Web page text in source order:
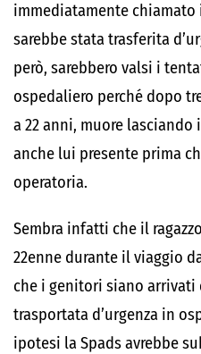
immediatamente chiamato
sarebbe stata trasferita
però, sarebbero valsi i
ospedaliero perché dopo
a 22 anni, muore
anche lui presente prima
operatoria.
Sembra infatti che il
22enne durante il viaggio
che i genitori siano arrivati
trasportata d’urgenza in
ipotesi la Spads avrebbe